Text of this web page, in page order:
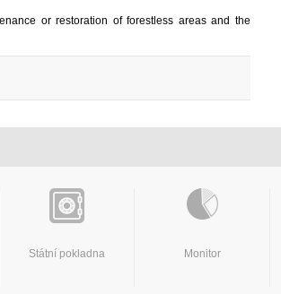
or restoration of forestless areas and the
Státní pokladna Monitor